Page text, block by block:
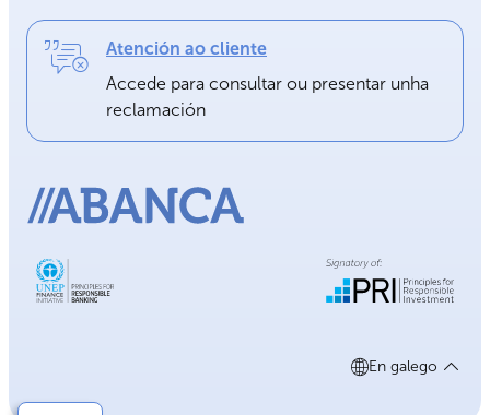
Atención ao cliente
Accede para consultar ou presentar unha
reclamación
En galego